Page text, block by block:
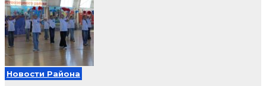
Новости Района